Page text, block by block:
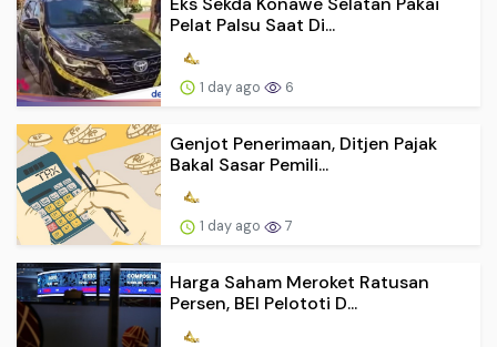
Pelat Palsu Saat Di...
1 day ago 6
Genjot Penerimaan, Ditjen Pajak
Bakal Sasar Pemili...
1 day ago 7
Harga Saham Meroket Ratusan
Persen, BEI Pelototi D...